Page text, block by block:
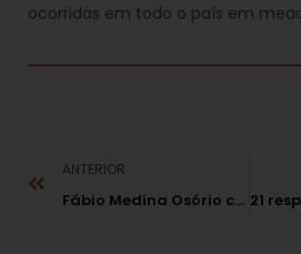
ocorridas em todo o país em
ANTERIOR
Fábio Medina Osório conferenciou sobre a Lei “Anticorrupção” para plateia de empresários e investidores no Rio de Janeiro (RJ)